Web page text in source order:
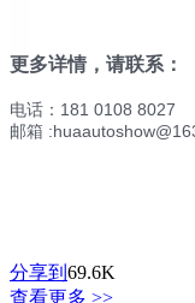
更多详情，请联系：
电话：181 0108 8027
邮箱 :
分享到 69.6K
查看更多 >>